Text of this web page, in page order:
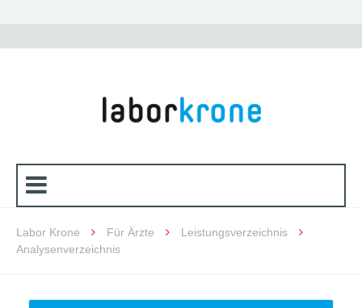
Labor Krone Für Ärzte
Leistungsverzeichnis
Analysenverzeichnis